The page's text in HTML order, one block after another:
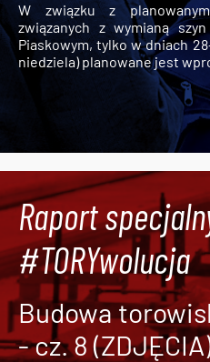
W związku z
związanych z wymianą
Piaskowym, tylko w dniach
niedziela) planowane jest
Raport
#TORYwolucja
Budowa
- cz. 8